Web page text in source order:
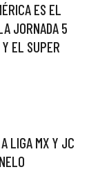
ES EL
JORNADA 5
EL SUPER
LIGA MX Y JC